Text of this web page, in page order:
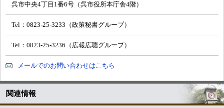
呉市中央4丁目1番6号（呉市役所本庁舎4階）
Tel：0823-25-3233（政策秘書グループ）
Tel：0823-25-3236（広報広聴グループ）
メールでのお問い合わせはこちら
関連情報